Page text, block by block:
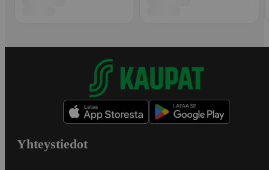
Yhteystiedot